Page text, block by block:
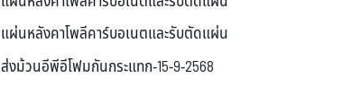
แผ่นหลังคาโพลีคาร์บอเนตและรับตัดแผ่น
ส่งม้วนอีพีอีโฟมกันกระแทก-15-9-2568